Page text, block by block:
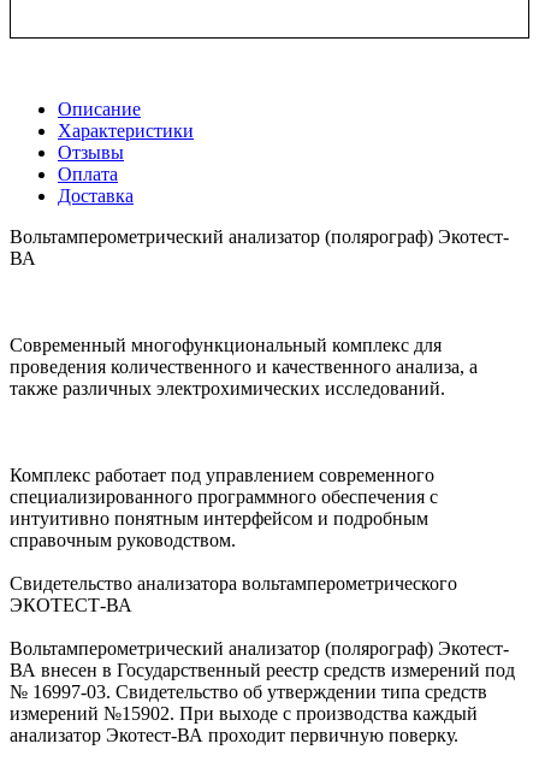
Описание
Характеристики
Отзывы
Оплата
Доставка
Вольтамперометрический анализатор (полярограф) Экотест-
ВА
Современный многофункциональный комплекс для
проведения количественного и качественного анализа, а
также различных электрохимических исследований.
Комплекс работает под управлением современного
специализированного программного обеспечения с
интуитивно понятным интерфейсом и подробным
справочным руководством.
Свидетельство анализатора вольтамперометрического
ЭКОТЕСТ-ВА
Вольтамперометрический анализатор (полярограф) Экотест-
ВА внесен в Государственный реестр средств измерений под
№ 16997-03. Свидетельство об утверждении типа средств
измерений №15902. При выходе с производства каждый
анализатор Экотест-ВА проходит первичную поверку.